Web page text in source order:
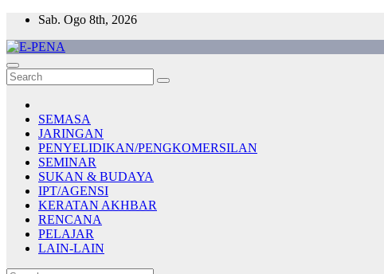
Skip
content
Sab. Ogo 8th, 2026
E-PENA
Berita Digital Terkini
SEMASA
JARINGAN
PENYELIDIKAN/PENGKOMERSILAN
SEMINAR
SUKAN & BUDAYA
IPT/AGENSI
KERATAN AKHBAR
RENCANA
PELAJAR
LAIN-LAIN